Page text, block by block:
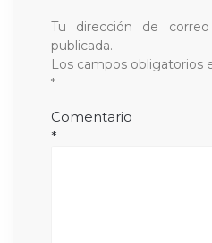
Tu dirección de
publicada.
Los campos obligatorios
*
Comentario
*